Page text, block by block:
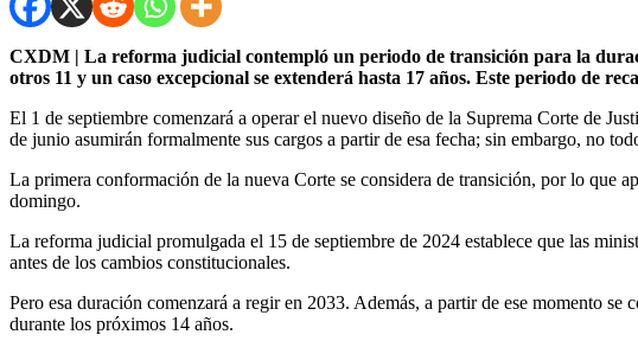
CXDM | La reforma judicial contempló un periodo de transición para la
otros 11 y un caso excepcional se extenderá hasta 17 años. Este periodo de
El 1 de septiembre comenzará a operar el nuevo diseño de la Suprema Corte de
de junio asumirán formalmente sus cargos a partir de esa fecha; sin embargo, no
La primera conformación de la nueva Corte se considera de transición, por lo que
domingo.
La reforma judicial promulgada el 15 de septiembre de 2024 establece que las
antes de los cambios constitucionales.
Pero esa duración comenzará a regir en 2033. Además, a partir de ese momento se
durante los próximos 14 años.